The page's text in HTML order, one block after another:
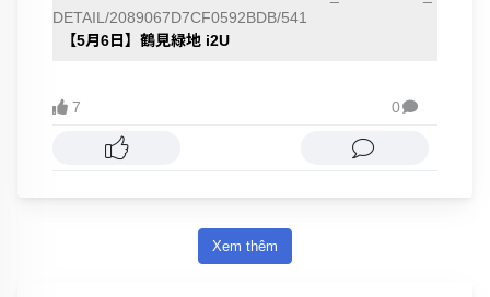
DETAIL/2089067D7CF0592BDB/541
【5月6日】鶴見緑地 i2U
7 0
Xem thêm